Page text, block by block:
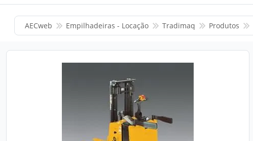
AECweb Empilhadeiras - Locação Tradimaq Produtos